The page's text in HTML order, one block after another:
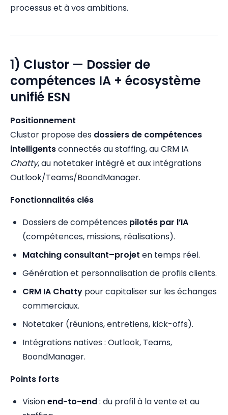
processus et à vos ambitions.
1) Clustor — Dossier de
compétences IA + écosystème
unifié ESN
Positionnement
Clustor propose des dossiers de compétences
intelligentsconnectés au staffing, au CRM IA
Chatty, au notetaker intégré et aux intégrations
Outlook/Teams/BoondManager.
Fonctionnalités clés
Dossiers de compétences pilotés par l’IA
(compétences, missions, réalisations).
Matching consultant–projet en temps réel.
Génération et personnalisation de profils clients.
CRM IA Chatty pour capitaliser sur les échanges
commerciaux.
Notetaker (réunions, entretiens, kick-offs).
Intégrations natives : Outlook, Teams,
BoondManager.
Points forts
Visionend-to-end: du profil à la vente et au